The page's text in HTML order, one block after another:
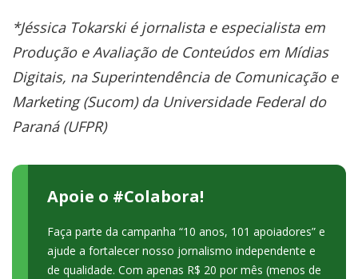
*Jéssica Tokarski é jornalista e especialista em
Produção e Avaliação de Conteúdos em Mídias
Digitais, na Superintendência de Comunicação e
Marketing (Sucom) da Universidade Federal do
Paraná (UFPR)
Apoie o #Colabora!
Faça parte da campanha “10 anos, 101 apoiadores” e
ajude a fortalecer nosso jornalismo independente e
de qualidade. Com apenas R$ 20 por mês (menos de